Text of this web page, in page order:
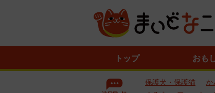
トップ おも
保護犬・保護猫 か